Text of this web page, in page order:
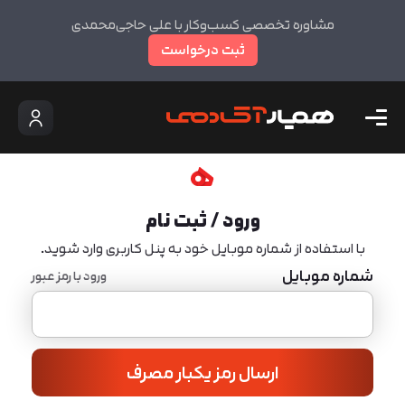
مشاوره تخصصی کسب‌وکار با علی حاجی‌محمدی
ثبت درخواست
ورود / ثبت نام
با استفاده از شماره موبایل خود به پنل کاربری وارد شوید.
شماره موبایل ورود با رمز عبور
ارسال رمز یکبار مصرف